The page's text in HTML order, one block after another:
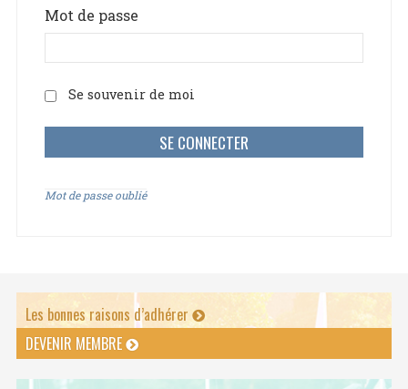
Mot de passe
Se souvenir de moi
Mot de passe oublié
Les bonnes raisons d’adhérer
DEVENIR MEMBRE